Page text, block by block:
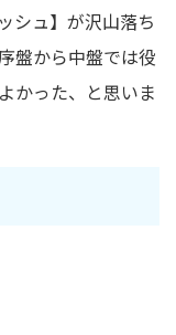
シュ】が沢山落ち
盤から中盤では役
かった、と思いま